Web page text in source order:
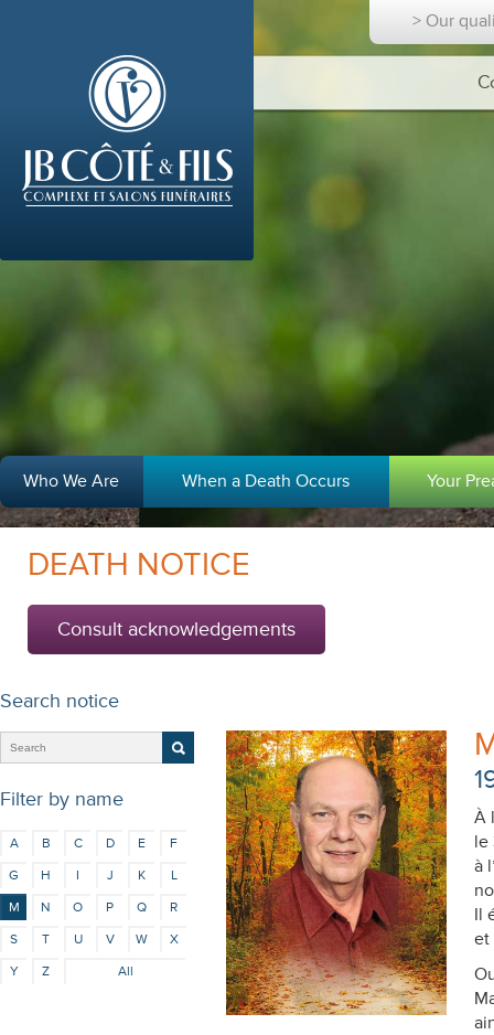
> Our
Who We Are When a Death Occurs Your
DEATH NOTICE
Consult acknowledgements
Search notice
Filter by name
A B C D E
F
G
H I J K
L
M
N O P Q
R
S
T U V W
X
Y
Z All
À
le
à
Il
et